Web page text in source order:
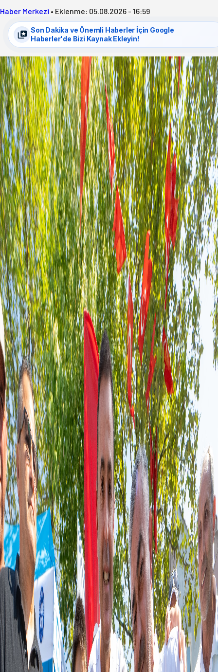
Haber Merkezi • Eklenme: 05.08.2026 - 16:59
Son Dakika ve Önemli Haberler İçin Google
Haberler'de Bizi Kaynak Ekleyin!